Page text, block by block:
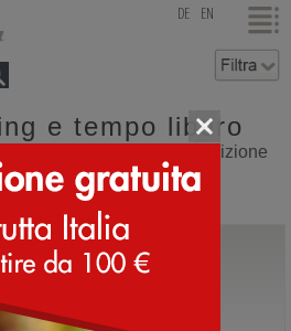
DE EN
e tempo libero
online shop con spedizione
Greenland Seal
Foca